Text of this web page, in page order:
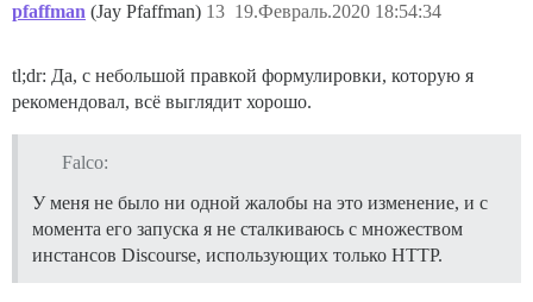
pfaffman (Jay Pfaffman) 19.Февраль.2020 18:54:34
13
tl;dr: Да, с небольшой правкой формулировки, которую я
рекомендовал, всё выглядит хорошо.
Falco:
У меня не было ни одной жалобы на это изменение, и с
момента его запуска я не сталкиваюсь с множеством
инстансов Discourse, использующих только HTTP.